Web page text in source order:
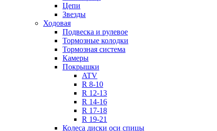
Цепи
Звезды
Ходовая
Подвеска и рулевое
Тормозные колодки
Тормозная система
Камеры
Покрышки
ATV
R 8-10
R 12-13
R 14-16
R 17-18
R 19-21
Колеса диски оси спицы